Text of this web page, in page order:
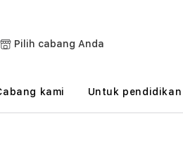
Pilih cabang Anda
h
kami Untuk pendidikan